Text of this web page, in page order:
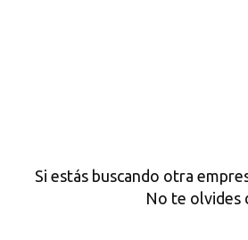
Si estás buscando otra
No te olvides